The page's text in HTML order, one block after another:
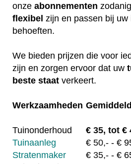
onze abonnementen
flexibel zijn en passen bij uw
behoeften.
We bieden prijzen die voor
zijn en zorgen ervoor dat uw
beste staat verkeert.
Werkzaamheden
Tuinonderhoud € 35, tot €
Tuinaanleg
€ 50,- - €
Stratenmaker
€ 35,- - €